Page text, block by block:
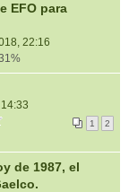
EFO para
22:16
1 2
de 1987, el